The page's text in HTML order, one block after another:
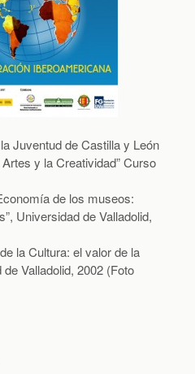
Juventud de Castilla y León
y la Creatividad” Curso
de los museos:
Universidad de Valladolid,
la Cultura: el valor de la
Valladolid, 2002 (Foto